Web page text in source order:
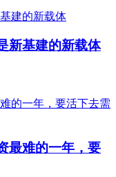
新基建的新载体
最难的一年，要